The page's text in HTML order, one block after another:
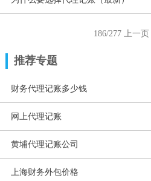
186/277 上一页
推荐专题
财务代理记账多少钱
网上代理记账
黄埔代理记账公司
上海财务外包价格